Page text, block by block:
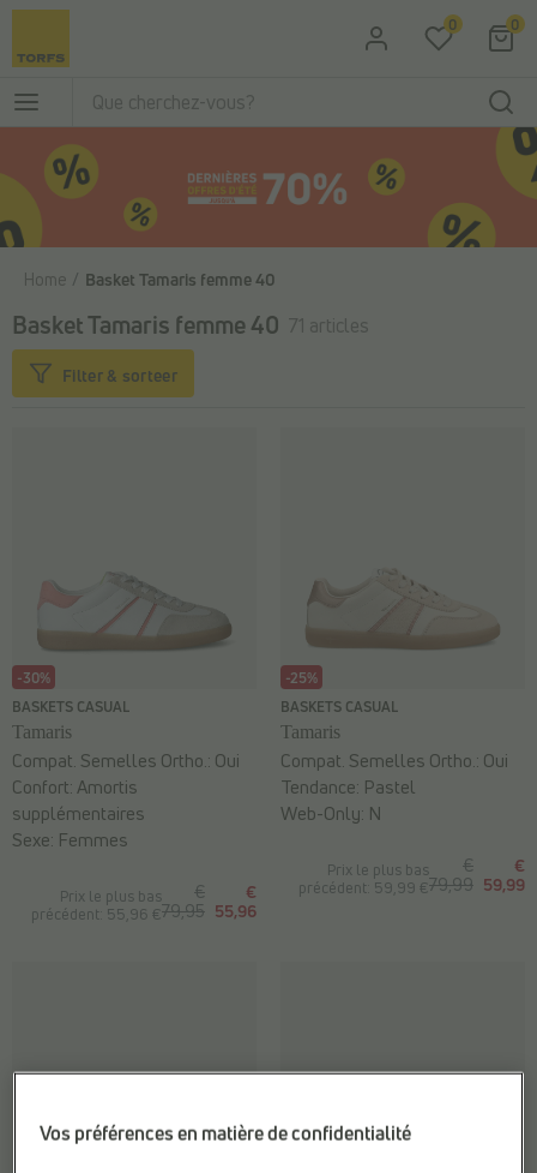
Passer au contenu principal 0 0
Home Basket Tamaris femme 40
Basket Tamaris femme 40 71 articles
Filter & sorteer
-30%
BASKETS CASUAL
Tamaris
Prix le plus bas
précédent: 55,96 €
€
79,95
€
55,96
Compat. Semelles Ortho.: Oui
Confort:Amortis
supplémentaires
Sexe: Femmes
-25%
BASKETS CASUAL
Tamaris
Prix le plus bas
précédent: 59,99 €
€
79,99
€
59,99
Compat. Semelles Ortho.: Oui
Tendance: Pastel
Web-Only: N
Vos préférences en matière de confidentialité